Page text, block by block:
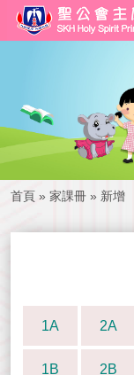
首頁 » 家課冊 » 新增
1A 2A
1B 2B